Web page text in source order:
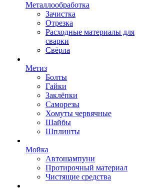
Металлообработка
Зачистка
Отрезка
Расходные материалы для
сварки
Свёрла
Метиз
Болты
Гайки
Заклёпки
Саморезы
Хомуты червячные
Шайбы
Шплинты
Мойка
Автошампуни
Протирочный материал
Чистящие средства